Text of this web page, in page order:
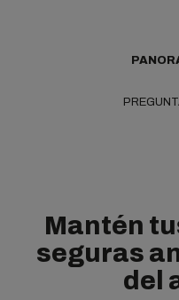
Mantén
seguras
del